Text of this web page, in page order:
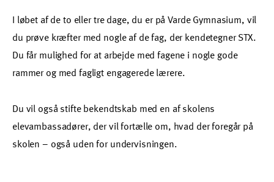
I løbet af de to eller tre dage, du er på Varde Gymnasium, vil
du prøve kræfter med nogle af de fag, der kendetegner STX.
Du får mulighed for at arbejde med fagene i nogle gode
rammer og med fagligt engagerede lærere.
Du vil også stifte bekendtskab med en af skolens
elevambassadører, der vil fortælle om, hvad der foregår på
skolen – også uden for undervisningen.